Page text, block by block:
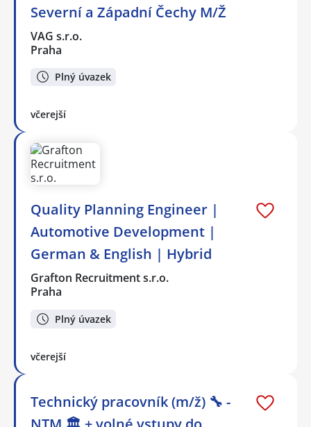
Severní a Západní Čechy M/Ž
VAG s.r.o.
Praha
Plný úvazek
včerejší
Quality Planning Engineer |
Automotive Development |
German & English | Hybrid
Grafton Recruitment s.r.o.
Praha
Plný úvazek
včerejší
Technický pracovník (m/ž) 🔧 -